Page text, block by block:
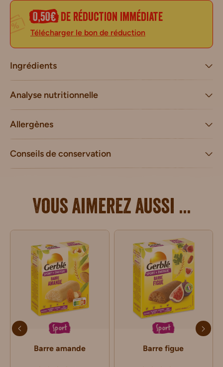
0,50€de réduction immédiate
Télécharger le bon de réduction
Ingrédients
Analyse nutritionnelle
Allergènes
Conseils de conservation
Vous aimerez aussi ...
Sport
Barre amande
Sport
Barre figue